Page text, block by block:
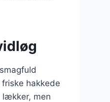
hakkede
lækker, men